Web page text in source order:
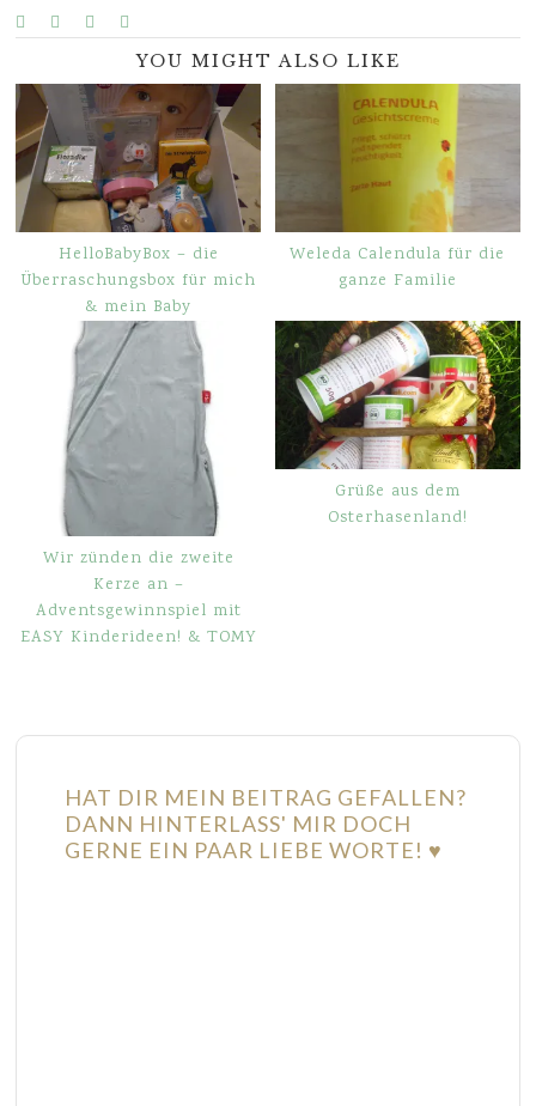
YOU MIGHT ALSO LIKE
HelloBabyBox – die
Überraschungsbox für mich
& mein Baby
Weleda Calendula für die
ganze Familie
Wir zünden die zweite
Kerze an –
Adventsgewinnspiel mit
EASY Kinderideen! & TOMY
Grüße aus dem
Osterhasenland!
HAT DIR MEIN BEITRAG GEFALLEN?
DANN HINTERLASS' MIR DOCH
GERNE EIN PAAR LIEBE WORTE! ♥